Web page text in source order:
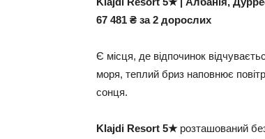
67 481 ₴ за 2 дорослих
Є місця, де відпочинок
моря, теплий бриз наповнює
сонця.
Klajdi Resort 5★розташований